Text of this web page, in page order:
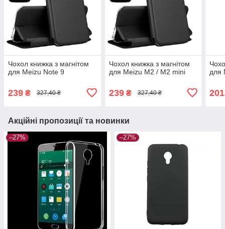
Чохол книжка з магнітом
для Meizu Note 9
239 ₴ 327,40 ₴
Чохол книжка з магнітом
для Meizu M2 / M2 mini
239₴ 327,40 ₴
для
201
Акційні пропозиції та новинки
–27% –27%